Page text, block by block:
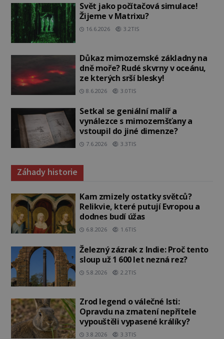
Svět jako počítačová simulace!
Žijeme v Matrixu?
16.6.2026 3.2TIS
Důkaz mimozemské základny na
dně moře? Rudé skvrny v oceánu,
ze kterých srší blesky!
8.6.2026 3.0TIS
Setkal se geniální malíř a
vynálezce s mimozemšťany a
vstoupil do jiné dimenze?
7.6.2026 3.3TIS
Záhady historie
Kam zmizely ostatky světců?
Relikvie, které putují Evropou a
dodnes budí úžas
6.8.2026 1.6TIS
Železný zázrak z Indie: Proč tento
sloup už 1 600 let nezná rez?
5.8.2026 2.2TIS
Zrod legend o válečné lsti:
Opravdu na zmatení nepřítele
vypouštěli vypasené králíky?
3.8.2026 3.3TIS